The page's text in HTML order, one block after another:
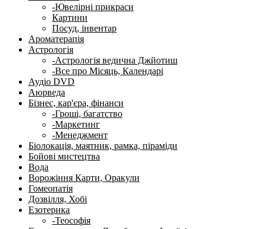
-Ювелірні прикраси
Картини
Посуд, інвентар
Ароматерапія
Астрологія
-Астрологія ведична Джйотиш
-Все про Місяць, Календарі
Аудіо DVD
Аюрведа
Бізнес, кар'єра, фінанси
-Гроші, багатство
-Маркетинг
-Менеджмент
Біолокація, маятник, рамка, піраміди
Бойові мистецтва
Вода
Ворожіння Карти, Оракули
Гомеопатія
Дозвілля, Хобі
Езотерика
-Теософія